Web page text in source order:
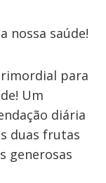
nossa saúde!
para
Um
diária
duas frutas
generosas